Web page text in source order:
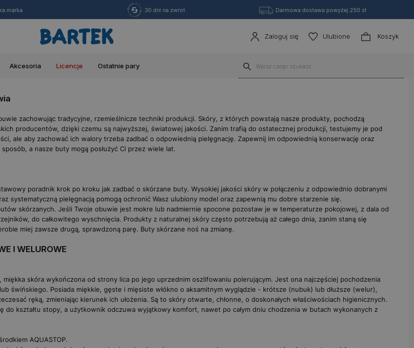
marka 30 dni na zwrot Darmowa dostawa powyżej 250 zł
Zaloguj się Ulubione Koszyk
Akcesoria Licencje Ostatnie pary
zachowując tradycyjne, rzemieślnicze techniki produkcji. Skóry, z których powstają nasze produkty, pochodzą
producentów, dzięki czemu są najwyższej, światowej jakości. Zanim trafią do ostatecznej produkcji, testujemy je pod
ale aby zachować ich walory trzeba zadbać o odpowiednią pielęgnację. Zapewnij im odpowiednią konserwację oraz
a nasze buty mogą posłużyć Ci przez wiele lat.
poradnik krok po kroku jak zadbać o skórzane buty. Wysokiej jakości skóry w połączeniu z odpowiednio dobranymi
systematyczną pielęgnacją pomogą ochronić Wasz ulubiony model oraz zapewnią mu dobre starzenie się.
skórzanych. Jeśli Twoje obuwie jest mokre lub nadmiernie spocone pozostaw je w temperaturze pokojowej, z dala od
do całkowitego wyschnięcia. Produkty z naturalnej skóry często potrzebują aż całego dnia, zanim staną się
miej zawsze drugą, sprawdzoną parę. Buty skórzane noś na zmianę.
I WELUROWE
miękka skóra wykończona od strony lica po jego uprzednim oszlifowaniu polerującym. Jest ona najczęściej pochodzenia
świńskiego. Posiada miękkie, gęste i mięsiste włókno o aksamitnym wyglądzie - krótsze (nubuk) lub dłuższe (welur),
ręką, zmieniając kierunek ich ułożenia. Są to skóry otwarte, chłonne, o doskonałych właściwościach higienicznych.
do kształtu stopy, a użytkownik odczuwa wyjątkowy komfort, nawet po całym dniu chodzenia w butach wykonanych z
AQUASTOP.